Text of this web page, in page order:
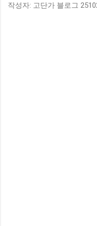
작성자: 고단가 블로그